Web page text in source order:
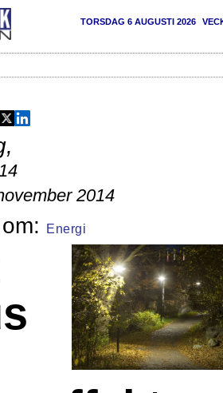
TORSDAG 6 AUGUSTI 2026
,
2014
Energi